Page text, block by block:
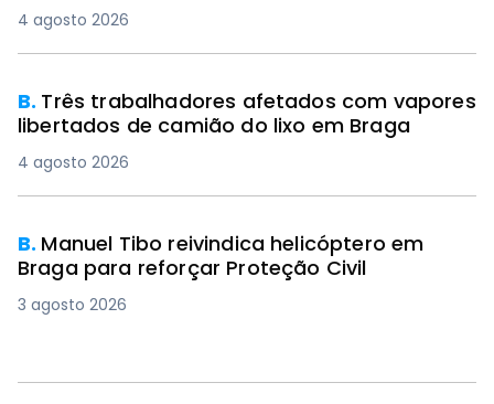
4 agosto 2026
B. Três trabalhadores afetados com vapores
libertados de camião do lixo em Braga
4 agosto 2026
B. Manuel Tibo reivindica helicóptero em
Braga para reforçar Proteção Civil
3 agosto 2026